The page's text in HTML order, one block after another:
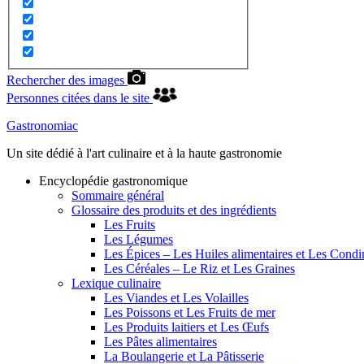
Rechercher des images
Personnes citées dans le site
Gastronomiac
Un site dédié à l'art culinaire et à la haute gastronomie
Encyclopédie gastronomique
Sommaire général
Glossaire des produits et des ingrédients
Les Fruits
Les Légumes
Les Épices – Les Huiles alimentaires et Les
Les Céréales – Le Riz et Les Graines
Lexique culinaire
Les Viandes et Les Volailles
Les Poissons et Les Fruits de mer
Les Produits laitiers et Les Œufs
Les Pâtes alimentaires
La Boulangerie et La Pâtisserie